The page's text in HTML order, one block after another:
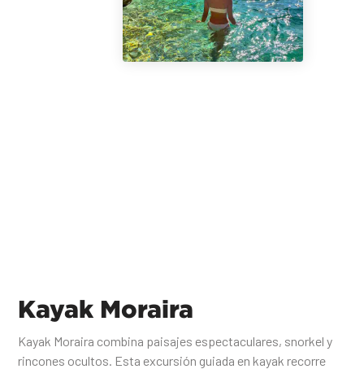
Kayak Moraira
Kayak Moraira combina paisajes espectaculares, snorkel y
rincones ocultos. Esta excursión guiada en kayak recorre